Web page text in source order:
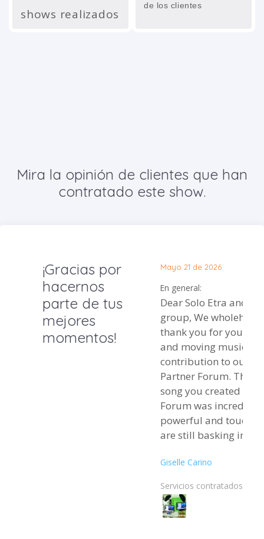
shows realizados
de los clientes
Mira la opinión de clientes que han
contratado este show.
¡Gracias por
hacernos
parte de tus
mejores
momentos!
Mayo 21 de 2026
En general:
Dear Solo Etra and
group, We wholeheartedly
thank you for your
and moving musical
contribution to our
Partner Forum. The original
song you created for
Forum was incredibly
powerful and
are still basking in
strongly with
present. It brought
emotions into the
many participants
Giselle Carino
Servicios contratados: